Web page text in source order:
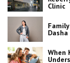
Clinic
Dasha
When